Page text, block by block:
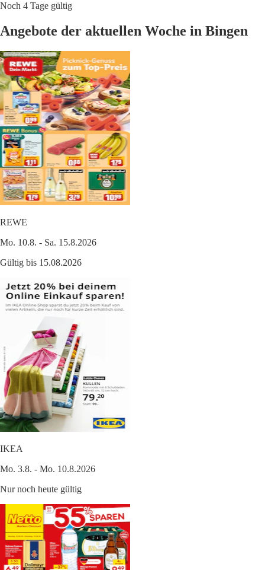
Noch 4 Tage gültig
Angebote der aktuellen Woche in Bingen
REWE
Mo. 10.8. - Sa. 15.8.2026
Gültig bis 15.08.2026
IKEA
Mo. 3.8. - Mo. 10.8.2026
Nur noch heute gültig